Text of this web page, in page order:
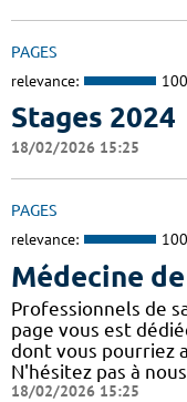
PAGES
relevance:
Stages 2024
18/02/2026 15:25
PAGES
relevance:
Médecine
Professionnels de
page vous est
dont vous pourriez
N'hésitez pas à
18/02/2026 15:25